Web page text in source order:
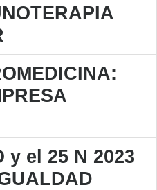
y el 25 N 2023